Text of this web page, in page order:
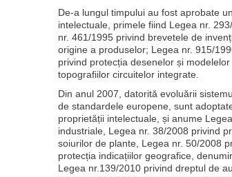
De-a lungul timpului au fost aprobate
intelectuale, primele fiind Legea nr.
nr. 461/1995 privind brevetele de
origine a produselor; Legea nr. 915/
privind protecția desenelor și
topografiilor circuitelor integrate.
Din anul 2007, datorită evoluării
de standardele europene, sunt
proprietății intelectuale, și anume
industriale, Legea nr. 38/2008 privind
soiurilor de plante, Legea nr. 50/2008
protecția indicațiilor geografice,
Legea nr.139/2010 privind dreptul de